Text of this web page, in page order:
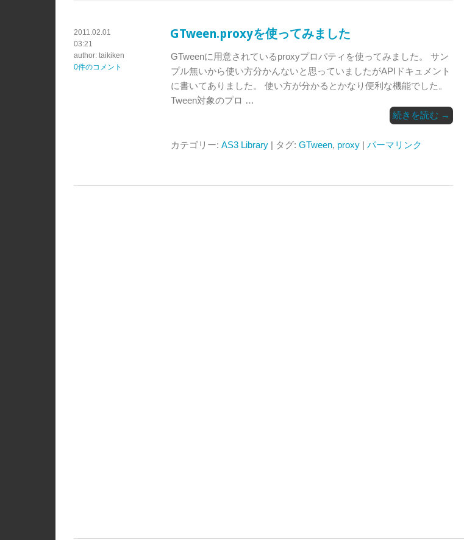
2011.02.01
03:21
author: taikiken
0件のコメント
GTween.proxyを使ってみました
GTweenに用意されているproxyプロパティを使ってみました。 サン
プル無いから使い方分かんないと思っていましたがAPIドキュメント
に書いてありました。 使い方が分かるとかなり便利な機能でした。
Tween対象のプロ …
続きを読む →
カテゴリー: AS3 Library| タグ: GTween, proxy| パーマリンク